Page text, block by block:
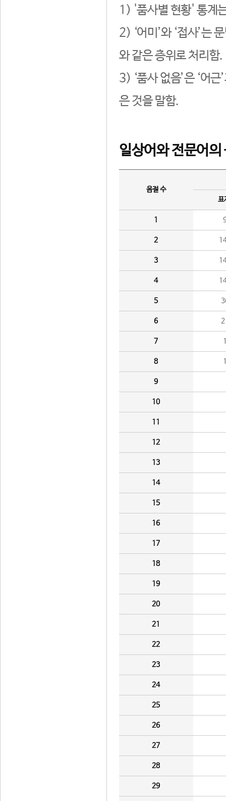
1) '품사별 현황' 통계
2) ‘어미’와 ‘접사’는
와 같은 층위로 처리함.
3) ‘품사 없음’은 ‘어
은 것을 말함.
일상어와 전문어의
음절 수
표
1
2
3
4
5
6
7
8
9
10
11
12
13
14
15
16
17
18
19
20
21
22
23
24
25
26
27
28
29